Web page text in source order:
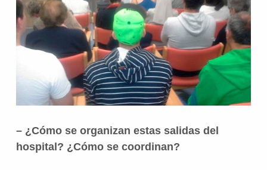
– ¿Cómo se organizan estas salidas del
hospital? ¿Cómo se coordinan?